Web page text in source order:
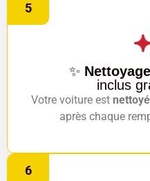
5
✨
inclus
Votre voiture est
après chaque
6